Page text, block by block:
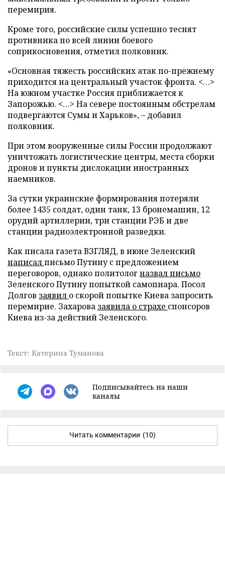
перемирия.
Кроме того, российские силы успешно теснят
противника по всей линии боевого
соприкосновения, отметил полковник.
«Основная тяжесть российских атак по-прежнему
приходится на центральный участок фронта. <…>
На южном участке Россия приближается к
Запорожью. <…> На севере постоянным обстрелам
подвергаются Сумы и Харьков», – добавил
полковник.
При этом вооруженные силы России продолжают
уничтожать логистические центры, места сборки
дронов и пункты дислокации иностранных
наемников.
За сутки украинские формирования потеряли
более 1435 солдат, один танк, 13 бронемашин, 12
орудий артиллерии, три станции РЭБ и две
станции радиоэлектронной разведки.
Как писала газета ВЗГЛЯД, в июне Зеленский
написалписьмо Путину с предложением
переговоров, однако политолог назвал письмо
Зеленского Путину попыткой самопиара. Посол
Долгов заявил о скорой попытке Киева запросить
перемирие. Захарова заявила о страхе спонсоров
Киева из-за действий Зеленского.
Текст: Катерина Туманова
Подписывайтесь на наши
каналы
Читать комментарии (10)